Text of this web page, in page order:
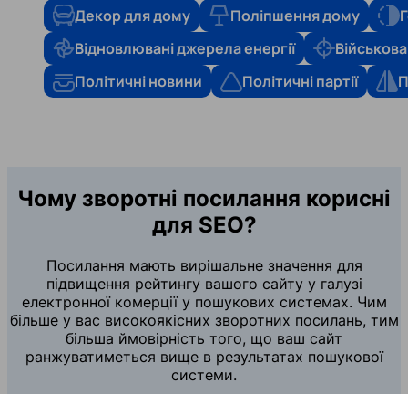
Декор для дому Поліпшення дому
Відновлювані джерела енергії
Політичні новини
Політичні партії
Чому зворотні посилання корисні
для SEO?
Посилання мають вирішальне значення для
підвищення рейтингу вашого сайту у галузі
електронної комерції у пошукових системах. Чим
більше у вас високоякісних зворотних посилань, тим
більша ймовірність того, що ваш сайт
ранжуватиметься вище в результатах пошукової
системи.